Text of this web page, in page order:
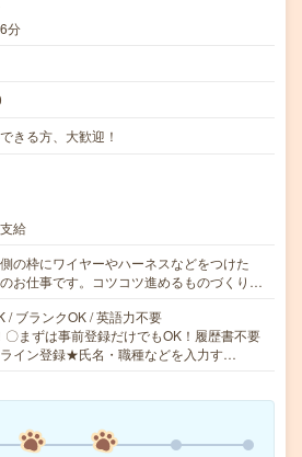
分
きる方、大歓迎！
給
の枠にワイヤーやハーネスなどをつけた
お仕事です。コツコツ進めるものづくり…
/ ブランクOK / 英語力不要
まずは事前登録だけでもOK！履歴書不要
イン登録★氏名・職種などを入力す…